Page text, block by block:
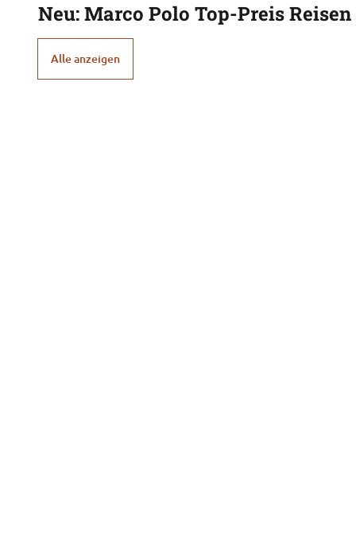
Neu: Marco Polo Top-Preis Reisen
Alle anzeigen